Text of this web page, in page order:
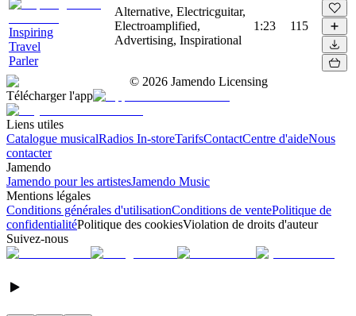
Inspiring
Travel
Parler
Alternative, Electricguitar,
Electroamplified,
Advertising, Inspirational
1:23 115
© 2026 Jamendo Licensing
Télécharger l'app
Liens utiles
Catalogue musicalRadios In-storeTarifsContactCentre d'aideNous
contacter
Jamendo
Jamendo pour les artistesJamendo Music
Mentions légales
Conditions générales d'utilisationConditions de ventePolitique de
confidentialitéPolitique des cookiesViolation de droits d'auteur
Suivez-nous